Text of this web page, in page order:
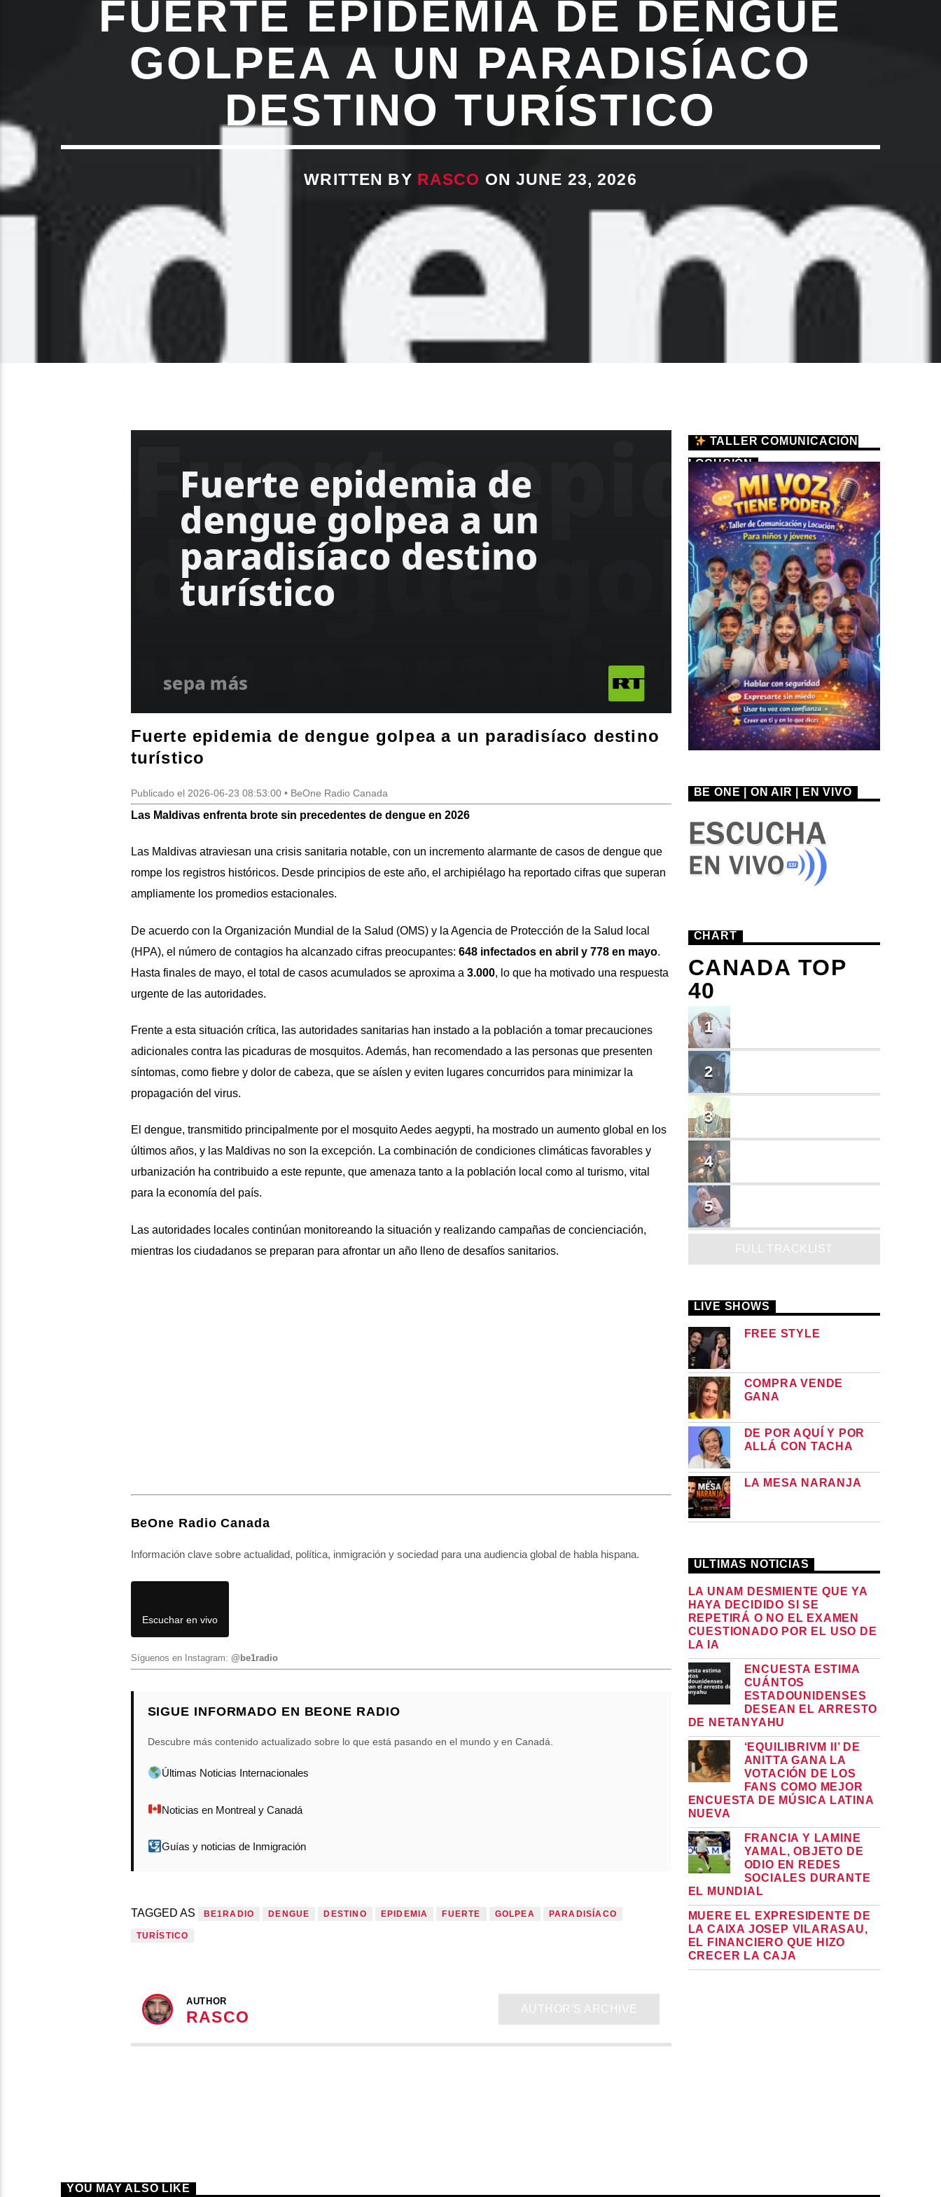
FUERTE EPIDEMIA DE DENGUE
GOLPEA A UN PARADISÍACO
DESTINO TURÍSTICO
WRITTEN BY RASCO ON JUNE 23, 2026
Fuerte epidemia de dengue golpea a un paradisíaco destino
turístico
Publicado el 2026-06-23 08:53:00 • BeOne Radio Canada
Las Maldivas enfrenta brote sin precedentes de dengue en 2026
Las Maldivas atraviesan una crisis sanitaria notable, con un incremento alarmante de casos de dengue que
rompe los registros históricos. Desde principios de este año, el archipiélago ha reportado cifras que superan
ampliamente los promedios estacionales.
De acuerdo con la Organización Mundial de la Salud (OMS) y la Agencia de Protección de la Salud local
(HPA), el número de contagios ha alcanzado cifras preocupantes: 648 infectados en abril y 778 en mayo.
Hasta finales de mayo, el total de casos acumulados se aproxima a 3.000, lo que ha motivado una respuesta
urgente de las autoridades.
Frente a esta situación crítica, las autoridades sanitarias han instado a la población a tomar precauciones
adicionales contra las picaduras de mosquitos. Además, han recomendado a las personas que presenten
síntomas, como fiebre y dolor de cabeza, que se aíslen y eviten lugares concurridos para minimizar la
propagación del virus.
El dengue, transmitido principalmente por el mosquito Aedes aegypti, ha mostrado un aumento global en los
últimos años, y las Maldivas no son la excepción. La combinación de condiciones climáticas favorables y
urbanización ha contribuido a este repunte, que amenaza tanto a la población local como al turismo, vital
para la economía del país.
Las autoridades locales continúan monitoreando la situación y realizando campañas de concienciación,
mientras los ciudadanos se preparan para afrontar un año lleno de desafíos sanitarios.
BeOne Radio Canada
Información clave sobre actualidad, política, inmigración y sociedad para una audiencia global de habla hispana.
Escuchar en vivo
Síguenos en Instagram: @be1radio
SIGUE INFORMADO EN BEONE RADIO
Descubre más contenido actualizado sobre lo que está pasando en el mundo y en Canadá.
Últimas Noticias Internacionales
Noticias en Montreal y Canadá
Guías y noticias de Inmigración
TAGGED AS BE1RADIO DENGUE DESTINO EPIDEMIA FUERTE GOLPEA PARADISÍACO
TURÍSTICO
AUTHOR
RASCO
AUTHOR'S ARCHIVE
TALLER COMUNICACIÓN
LOCUCIÓN
BE ONE | ON AIR | EN VIVO
CHART
CANADA TOP
40
1
2
3
4
5
FULL TRACKLIST
LIVE SHOWS
FREE STYLE
COMPRA VENDE
GANA
DE POR AQUÍ Y POR
ALLÁ CON TACHA
LA MESA NARANJA
ULTIMAS NOTICIAS
LA UNAM DESMIENTE QUE YA
HAYA DECIDIDO SI SE
REPETIRÁ O NO EL EXAMEN
CUESTIONADO POR EL USO DE
LA IA
ENCUESTA ESTIMA
CUÁNTOS
ESTADOUNIDENSES
DESEAN EL ARRESTO
DE NETANYAHU
‘EQUILIBRIVM II’ DE
ANITTA GANA LA
VOTACIÓN DE LOS
FANS COMO MEJOR
ENCUESTA DE MÚSICA LATINA
NUEVA
FRANCIA Y LAMINE
YAMAL, OBJETO DE
ODIO EN REDES
SOCIALES DURANTE
EL MUNDIAL
MUERE EL EXPRESIDENTE DE
LA CAIXA JOSEP VILARASAU,
EL FINANCIERO QUE HIZO
CRECER LA CAJA
YOU MAY ALSO LIKE